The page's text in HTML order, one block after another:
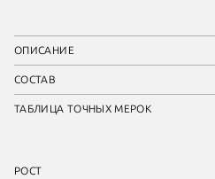
ОПИСАНИЕ
СОСТАВ
ТАБЛИЦА ТОЧНЫХ МЕРОК
РОСТ